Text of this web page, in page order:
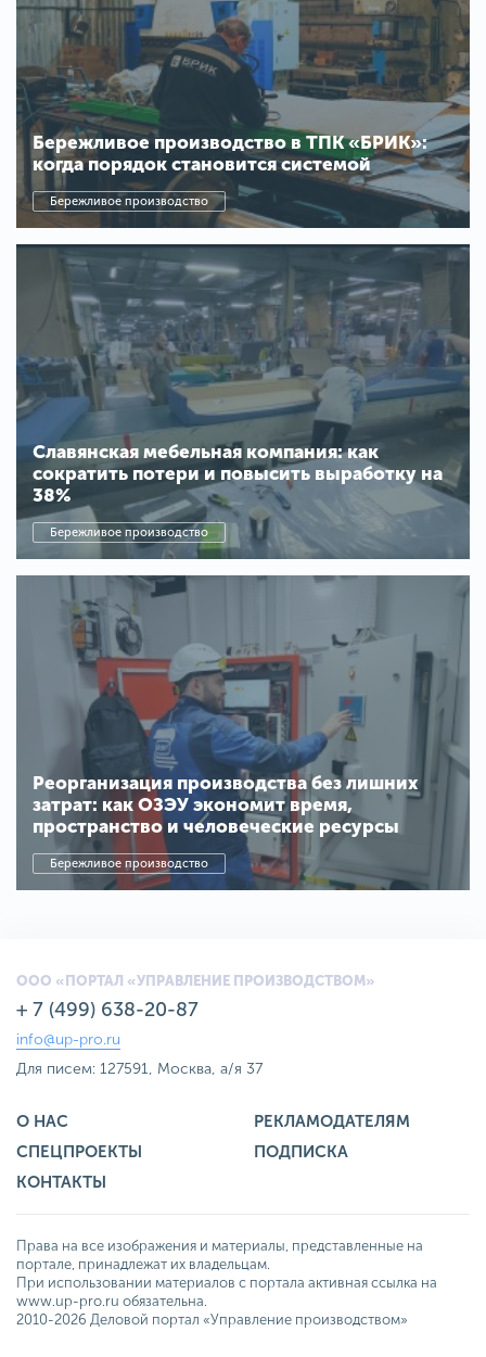
Бережливое производство в ТПК «БРИК»:
когда порядок становится системой
Бережливое производство
Славянская мебельная компания: как
сократить потери и повысить выработку на
38%
Бережливое производство
Реорганизация производства без лишних
затрат: как ОЗЭУ экономит время,
пространство и человеческие ресурсы
Бережливое производство
ООО «ПОРТАЛ «УПРАВЛЕНИЕ ПРОИЗВОДСТВОМ»
+ 7 (499) 638-20-87
info@up-pro.ru
Для писем: 127591, Москва, а/я 37
О НАС
РЕКЛАМОДАТЕЛЯМ
СПЕЦПРОЕКТЫ
ПОДПИСКА
КОНТАКТЫ
Права на все изображения и материалы, представленные на
портале, принадлежат их владельцам.
При использовании материалов с портала активная ссылка на
www.up-pro.ru обязательна.
2010-2026 Деловой портал «Управление производством»